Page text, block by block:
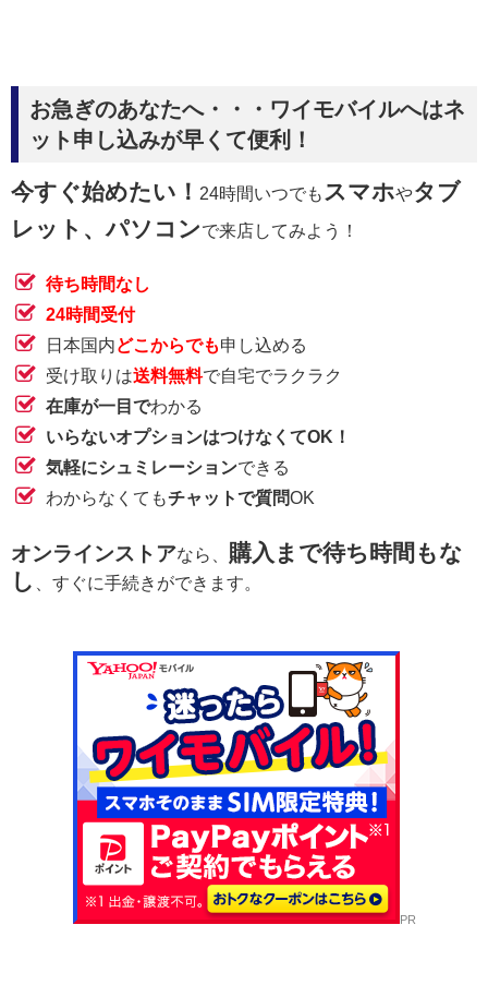
お急ぎのあなたへ・・・ワイモバイルへはネ
ット申し込みが早くて便利！
今すぐ始めたい！ 24時間いつでもスマホやタブ
レット、パソコンで来店してみよう！
待ち時間なし
24時間受付
日本国内どこからでも申し込める
受け取りは送料無料で自宅でラクラク
在庫が一目でわかる
いらないオプションはつけなくてOK！
気軽にシュミレーションできる
わからなくてもチャットで質問OK
オンラインストアなら、 購入まで待ち時間もな
し
、すぐに手続きができます。
PR